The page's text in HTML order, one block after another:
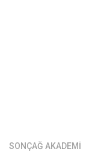
SONÇAĞ AKADEMİ